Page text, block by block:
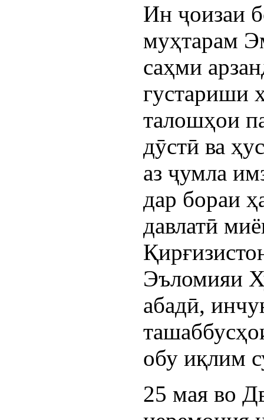
Ин ҷоизаи
муҳтарам
саҳми
густариши
талошҳои
дӯстӣ ва
аз ҷумла
дар бораи
давлатӣ
Эъломияи
абадӣ,
обу иқлим
25 мая во